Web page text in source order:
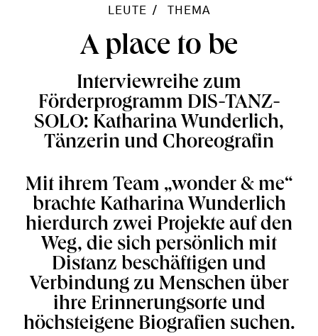
LEUTE THEMA
A place to be
Interviewreihe zum
Förderprogramm DIS-TANZ-
SOLO: Katharina Wunderlich,
Tänzerin und Choreografin
Mit ihrem Team „wonder & me“
brachte Katharina Wunderlich
hierdurch zwei Projekte auf den
Weg, die sich persönlich mit
Distanz beschäftigen und
Verbindung zu Menschen über
ihre Erinnerungsorte und
höchsteigene Biografien suchen.